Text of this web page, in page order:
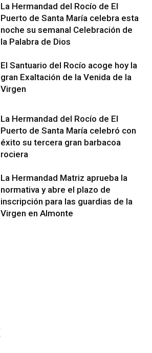
La Hermandad del Rocío de El
Puerto de Santa María celebra esta
noche su semanal Celebración de
la Palabra de Dios
El Santuario del Rocío acoge hoy la
gran Exaltación de la Venida de la
Virgen
La Hermandad del Rocío de El
Puerto de Santa María celebró con
éxito su tercera gran barbacoa
rociera
La Hermandad Matriz aprueba la
normativa y abre el plazo de
inscripción para las guardias de la
Virgen en Almonte